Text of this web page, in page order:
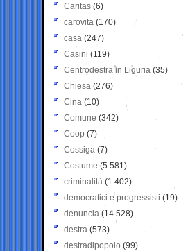
Caritas (6)
carovita (170)
casa (247)
Casini (119)
Centrodestra in Liguria (35)
Chiesa (276)
Cina (10)
Comune (342)
Coop (7)
Cossiga (7)
Costume (5.581)
criminalità (1.402)
democratici e progressisti (19)
denuncia (14.528)
destra (573)
destradipopolo (99)